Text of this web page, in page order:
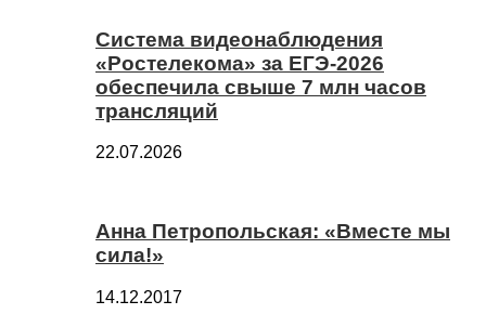
Система видеонаблюдения
«Ростелекома» за ЕГЭ-2026
обеспечила свыше 7 млн часов
трансляций
22.07.2026
Анна Петропольская: «Вместе мы
сила!»
14.12.2017